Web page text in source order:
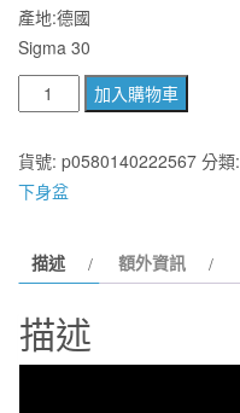
產地:德國
Sigma 30
士
GEBERIT
Sigma
便
埋
壁
加入購物車
貨號: p0580140222567 分類:
下身盆
描述 額外資訊
描述